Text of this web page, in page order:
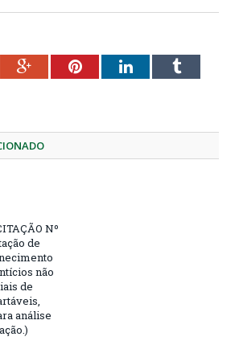
Google+PinterestLinkedInTumblr
Nº
de
não
de
análise